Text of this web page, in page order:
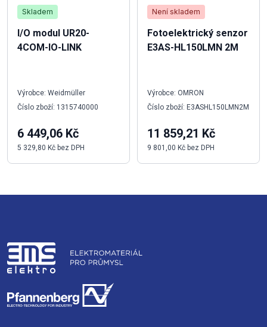
Skladem
I/O modul UR20-
4COM-IO-LINK
Výrobce: Weidmüller
Číslo zboží: 1315740000
6 449,06 Kč
5 329,80 Kč bez DPH
Není skladem
Fotoelektrický senzor
E3AS-HL150LMN 2M
Výrobce: OMRON
Číslo zboží: E3ASHL150LMN2M
11 859,21 Kč
9 801,00 Kč bez DPH